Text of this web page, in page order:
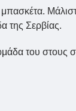
της Σερβίας.
του στους